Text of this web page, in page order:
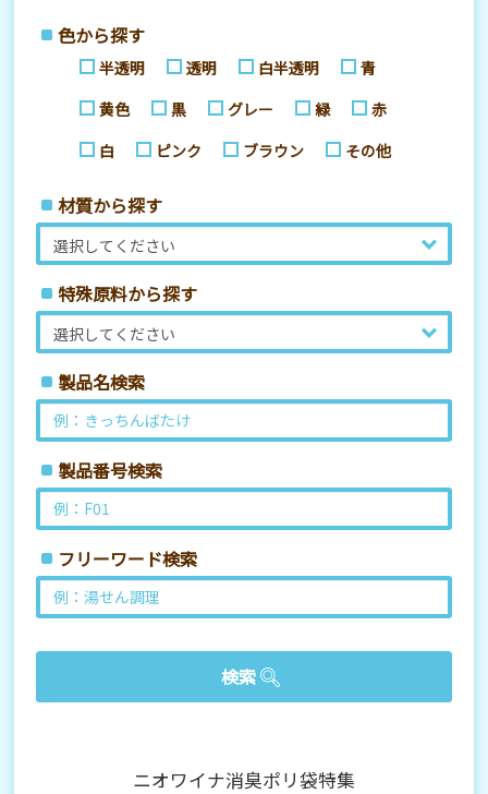
色から探す
半透明 透明 白半透明
青
黄色
黒 グレー 緑
赤
白
ピンク ブラウン その他
材質から探す
特殊原料から探す
製品名検索
製品番号検索
フリーワード検索
ニオワイナ消臭ポリ袋特集